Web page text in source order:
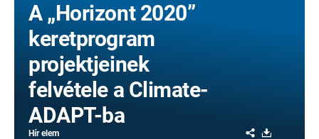
A „Horizont 2020”
keretprogram
projektjeinek
felvétele a Climate-
ADAPT-ba
Hír elem Share